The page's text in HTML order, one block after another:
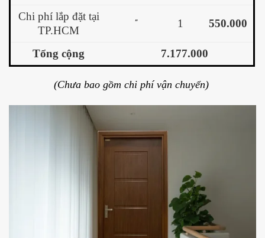
Chi phí lắp đặt tại
TP.HCM
” 1 550.000
Tổng cộng 7.177.000
(Chưa bao gồm chi phí vận chuyển)